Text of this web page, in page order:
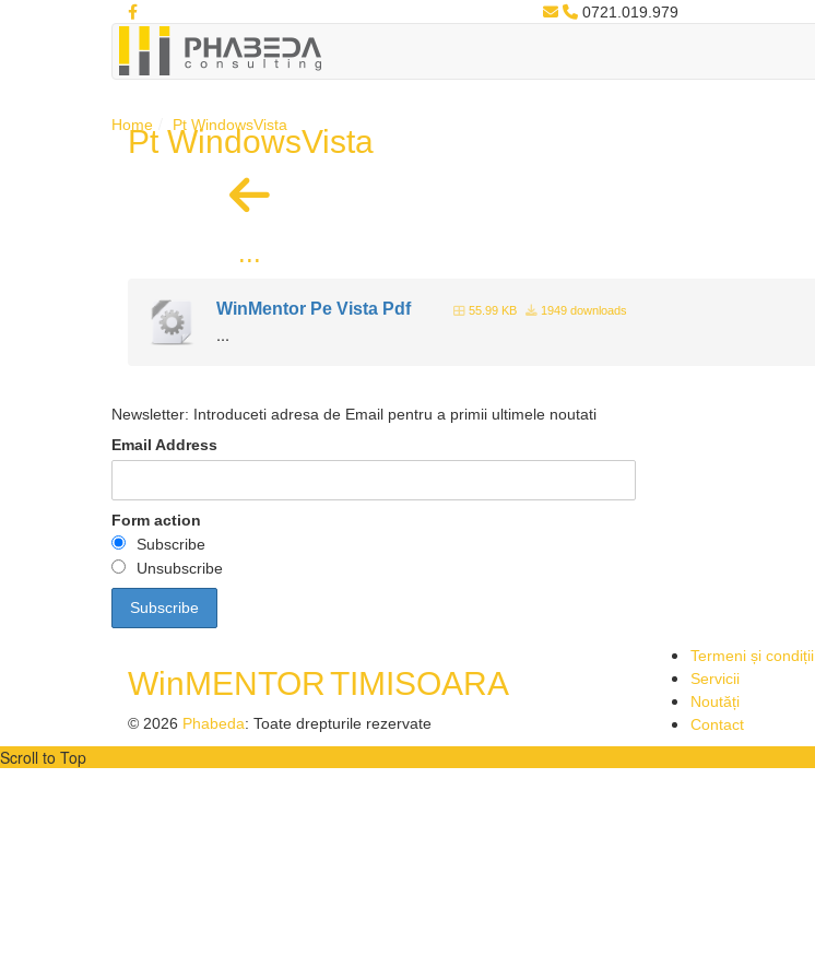
0721.019.979
Pt WindowsVista
Home Pt WindowsVista
...
WinMentor Pe Vista Pdf 55.99 KB 1949 downloads
...
Newsletter: Introduceti adresa de Email pentru a primii ultimele noutati
Email Address
Form action
Subscribe
Unsubscribe
WinMENTORTIMISOARA
© 2026 Phabeda: Toate drepturile rezervate
Termeni și condiții
Servicii
Noutăți
Contact
Scroll to Top